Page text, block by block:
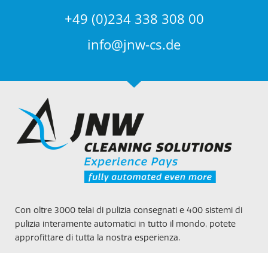
+49 (0)234 338 308 00
info@jnw-cs.de
Con oltre 3000 telai di pulizia consegnati e 400 sistemi di
pulizia interamente automatici in tutto il mondo, potete
approfittare di tutta la nostra esperienza.